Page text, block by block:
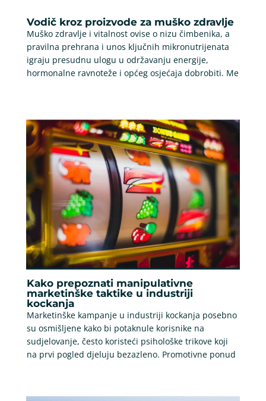
Vodič kroz proizvode za muško zdravlje
Muško zdravlje i vitalnost ovise o nizu čimbenika, a
pravilna prehrana i unos ključnih mikronutrijenata
igraju presudnu ulogu u održavanju energije,
hormonalne ravnoteže i općeg osjećaja dobrobiti. Me
Kako prepoznati manipulativne
marketinške taktike u industriji
kockanja
Marketinške kampanje u industriji kockanja posebno
su osmišljene kako bi potaknule korisnike na
sudjelovanje, često koristeći psihološke trikove koji
na prvi pogled djeluju bezazleno. Promotivne ponud